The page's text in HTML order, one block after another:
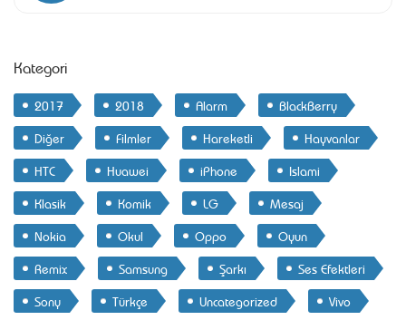
Kategori
2017 2018 Alarm
BlackBerry
Diğer
Filmler Hareketli
Hayvanlar
HTC
Huawei iPhone
Islami
Klasik
Komik LG
Mesaj
Nokia
Okul Oppo
Oyun
Remix
Samsung Şarkı
Ses Efektleri
Sony
Türkçe Uncategorized Vivo